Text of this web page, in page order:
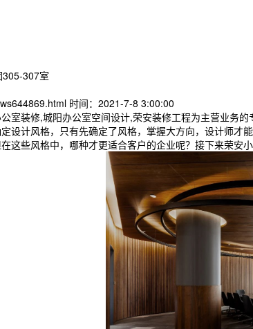
307室
时间：2021-7-8 3:00:00
室装修,城阳办公室空间设计,荣安装修工程为主营业务
设计风格，只有先确定了风格，掌握大方向，设计师才
这些风格中，哪种才更适合客户的企业呢？接下来荣安